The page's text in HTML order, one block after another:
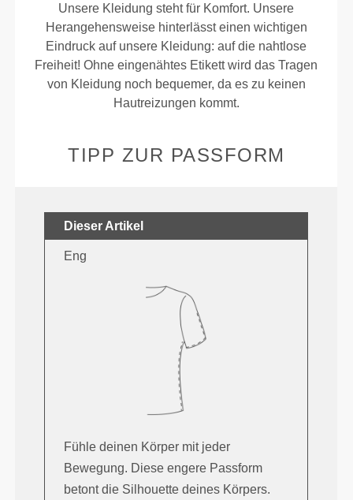
Unsere Kleidung steht für Komfort. Unsere
Herangehensweise hinterlässt einen wichtigen
Eindruck auf unsere Kleidung: auf die nahtlose
Freiheit! Ohne eingenähtes Etikett wird das Tragen
von Kleidung noch bequemer, da es zu keinen
Hautreizungen kommt.
TIPP ZUR PASSFORM
Dieser Artikel
Eng
Fühle deinen Körper mit jeder
Bewegung. Diese engere Passform
betont die Silhouette deines Körpers.